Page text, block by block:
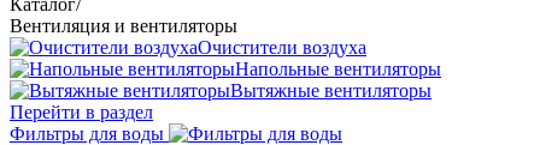
Каталог/
Вентиляция и вентиляторы
Очистители воздуха
Напольные вентиляторы
Вытяжные вентиляторы
Перейти в раздел
Фильтры для воды